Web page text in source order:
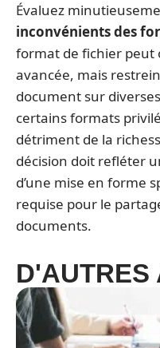
Évaluez
inconvénients des
format de fichier peut
avancée, mais
document sur
certains formats
détriment de la
décision doit refléter
d’une mise en forme
requise pour le
documents.
D'AUTRES